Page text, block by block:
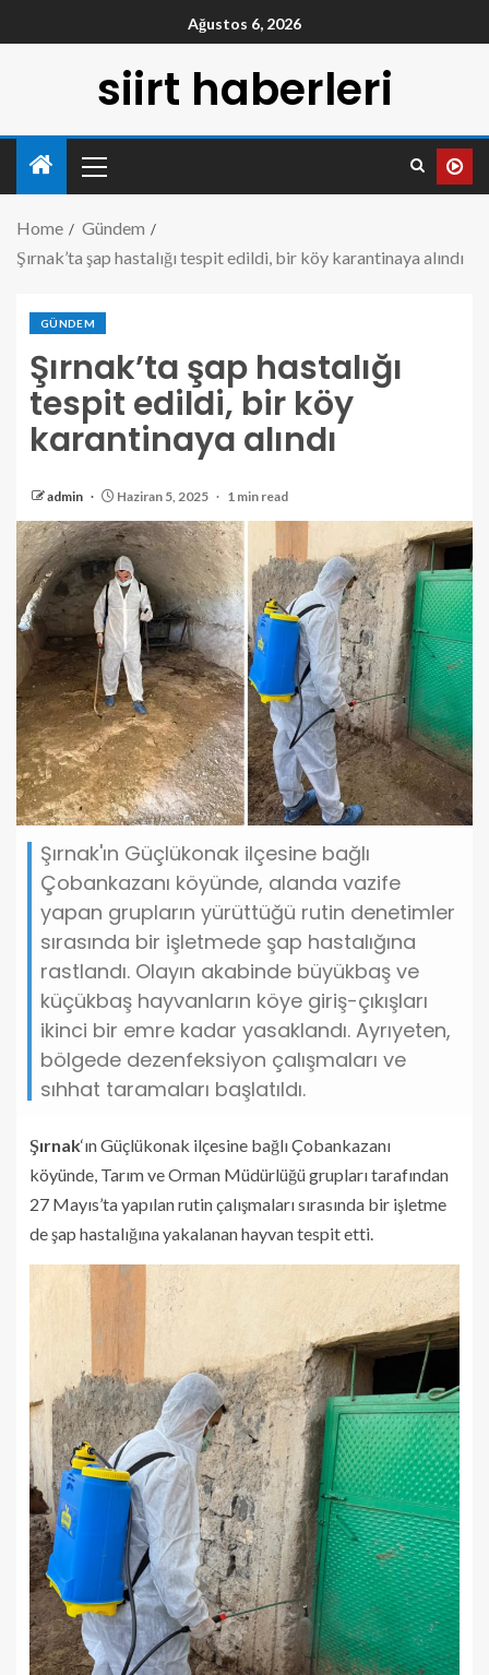
Ağustos 6, 2026
siirt haberleri
Home
Gündem
Şırnak’ta şap hastalığı tespit edildi, bir köy karantinaya alındı
GÜNDEM
Şırnak’ta şap hastalığı
tespit edildi, bir köy
karantinaya alındı
admin Haziran 5, 2025 1 min read
Şırnak'ın Güçlükonak ilçesine bağlı
Çobankazanı köyünde, alanda vazife
yapan grupların yürüttüğü rutin denetimler
sırasında bir işletmede şap hastalığına
rastlandı. Olayın akabinde büyükbaş ve
küçükbaş hayvanların köye giriş-çıkışları
ikinci bir emre kadar yasaklandı. Ayrıyeten,
bölgede dezenfeksiyon çalışmaları ve
sıhhat taramaları başlatıldı.
Şırnak‘ın Güçlükonak ilçesine bağlı Çobankazanı
köyünde, Tarım ve Orman Müdürlüğü grupları tarafından
27 Mayıs’ta yapılan rutin çalışmaları sırasında bir işletme
de şap hastalığına yakalanan hayvan tespit etti.